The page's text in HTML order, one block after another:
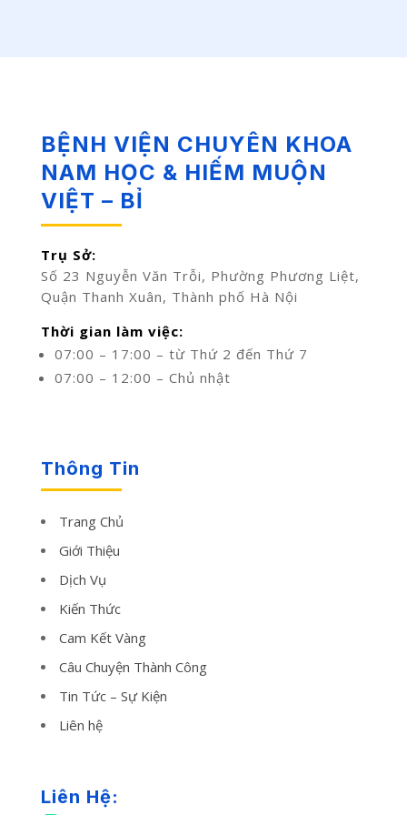
BỆNH VIỆN CHUYÊN KHOA
NAM HỌC & HIẾM MUỘN
VIỆT – BỈ
Trụ Sở:
Số 23 Nguyễn Văn Trỗi, Phường Phương Liệt,
Quận Thanh Xuân, Thành phố Hà Nội
Thời gian làm việc:
07:00 – 17:00 – từ Thứ 2 đến Thứ 7
07:00 – 12:00 – Chủ nhật
Thông Tin
Trang Chủ
Giới Thiệu
Dịch Vụ
Kiến Thức
Cam Kết Vàng
Câu Chuyện Thành Công
Tin Tức – Sự Kiện
Liên hệ
Liên Hệ: